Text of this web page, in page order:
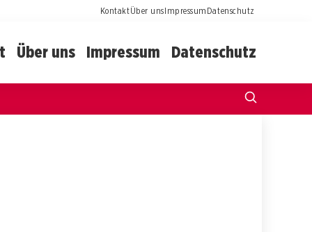
KontaktÜber unsImpressumDatenschutz
Über uns Impressum Datenschutz